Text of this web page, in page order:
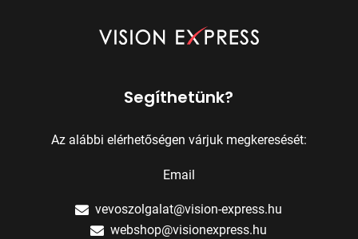
Segíthetünk?
Az alábbi elérhetőségen várjuk megkeresését:
Email
vevoszolgalat@vision-express.hu
webshop@visionexpress.hu